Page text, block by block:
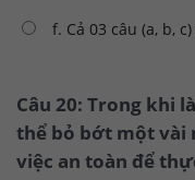
f. Cả 03 câu (a, b,
Câu 20: Trong khi
thể bỏ bớt một vài
việc an toàn để